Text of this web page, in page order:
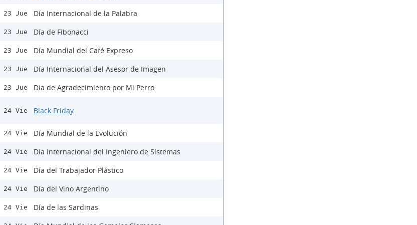
23 Jue Día Internacional de la Palabra
23 Jue Día de Fibonacci
23 Jue Día Mundial del Café Expreso
23 Jue Día Internacional del Asesor de Imagen
23 Jue Día de Agradecimiento por Mi Perro
24 Vie Black Friday
24 Vie Día Mundial de la Evolución
24 Vie Día Internacional del Ingeniero de Sistemas
24 Vie Día del Trabajador Plástico
24 Vie Día del Vino Argentino
24 Vie Día de las Sardinas